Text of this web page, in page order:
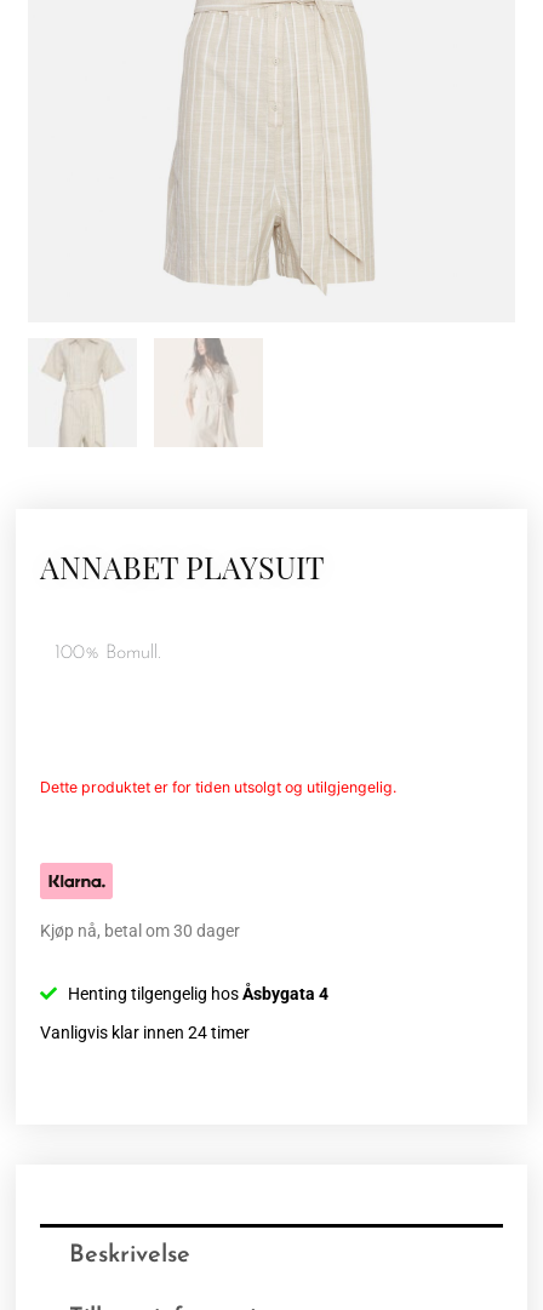
ANNABET PLAYSUIT
100% Bomull.
Dette produktet er for tiden utsolgt og utilgjengelig.
Kjøp nå, betal om 30 dager
Henting tilgengelig hosÅsbygata 4
Vanligvis klar innen 24 timer
Beskrivelse